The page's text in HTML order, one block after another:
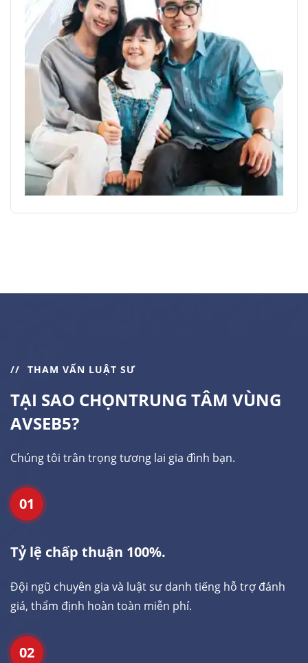
THAM VẤN LUẬT SƯ
TẠI SAO CHỌNTRUNG TÂM VÙNG
AVSEB5?
Chúng tôi trân trọng tương lai gia đình bạn.
01
Tỷ lệ chấp thuận 100%.
Đội ngũ chuyên gia và luật sư danh tiếng hỗ trợ đánh
giá, thẩm định hoàn toàn miễn phí.
02